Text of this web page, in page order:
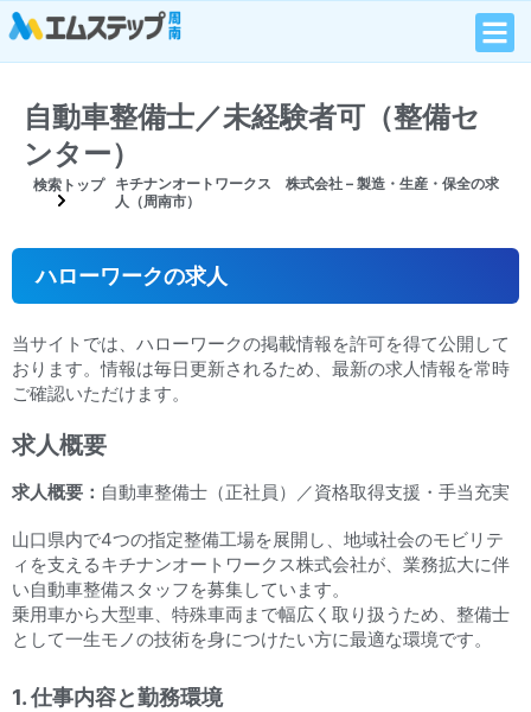
自動車整備士／未経験者可（整備セ
ンター）
検索トップ
キチナンオートワークス 株式会社 – 製造・生産・保全の求
人（周南市）
ハローワークの求人
当サイトでは、ハローワークの掲載情報を許可を得て公開して
おります。情報は毎日更新されるため、最新の求人情報を常時
ご確認いただけます。
求人概要
求人概要： 自動車整備士（正社員）／資格取得支援・手当充実
山口県内で4つの指定整備工場を展開し、地域社会のモビリテ
ィを支えるキチナンオートワークス株式会社が、業務拡大に伴
い自動車整備スタッフを募集しています。
乗用車から大型車、特殊車両まで幅広く取り扱うため、整備士
として一生モノの技術を身につけたい方に最適な環境です。
1. 仕事内容と勤務環境